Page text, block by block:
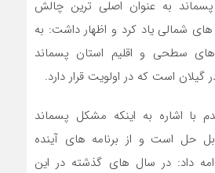
به عنوان اصلی ترین چالش
شمالی یاد کرد و اظهار داشت: به
سطحی و اقلیم استان پسماند
است که در اولویت قرار دارد.
با اشاره به اینکه مشکل پسماند
حل است و از برنامه های آینده
داد: در سال های گذشته در این